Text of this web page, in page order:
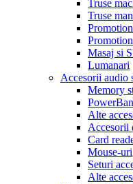
Truse
Truse
Masaj si
Lumanari
Accesorii audio
Memory
Alte
Accesorii
Card
Mouse-uri
Seturi
Alte